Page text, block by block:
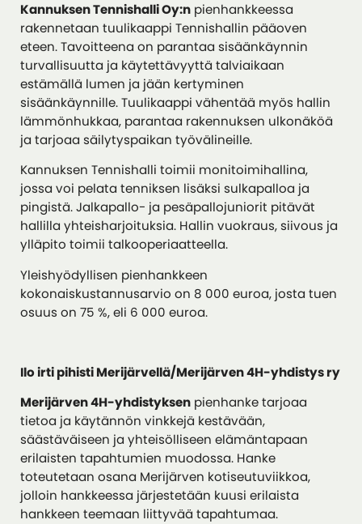
Kannuksen Tennishalli Oy:n pienhankkeessa
rakennetaan tuulikaappi Tennishallin pääoven
eteen. Tavoitteena on parantaa sisäänkäynnin
turvallisuutta ja käytettävyyttä talviaikaan
estämällä lumen ja jään kertyminen
sisäänkäynnille. Tuulikaappi vähentää myös hallin
lämmönhukkaa, parantaa rakennuksen ulkonäköä
ja tarjoaa säilytyspaikan työvälineille.
Kannuksen Tennishalli toimii monitoimihallina,
jossa voi pelata tenniksen lisäksi sulkapalloa ja
pingistä. Jalkapallo- ja pesäpallojuniorit pitävät
hallilla yhteisharjoituksia. Hallin vuokraus, siivous ja
ylläpito toimii talkooperiaatteella.
Yleishyödyllisen pienhankkeen
kokonaiskustannusarvio on 8 000 euroa, josta tuen
osuus on 75 %, eli 6 000 euroa.
Ilo irti pihisti Merijärvellä/Merijärven 4H-yhdistys ry
Merijärven 4H-yhdistyksen pienhanke tarjoaa
tietoa ja käytännön vinkkejä kestävään,
säästäväiseen ja yhteisölliseen elämäntapaan
erilaisten tapahtumien muodossa. Hanke
toteutetaan osana Merijärven kotiseutuviikkoa,
jolloin hankkeessa järjestetään kuusi erilaista
hankkeen teemaan liittyvää tapahtumaa.